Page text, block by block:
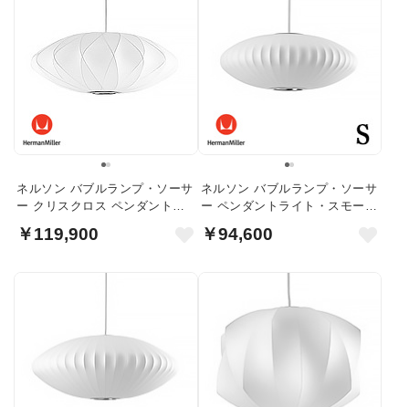
ネルソン バブルランプ・ソーサ
ー クリスクロス ペンダントラ
￥119,900
ネルソン バブルランプ・ソーサ
ー ペンダントライト・スモール
￥94,600